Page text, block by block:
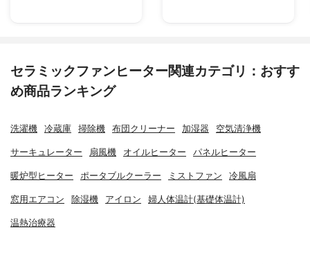
セラミックファンヒーター関連カテゴリ：おすす
め商品ランキング
洗濯機 冷蔵庫 掃除機 布団クリーナー 加湿器 空気清浄機
サーキュレーター 扇風機 オイルヒーター パネルヒーター
暖炉型ヒーター ポータブルクーラー ミストファン 冷風扇
窓用エアコン 除湿機 アイロン 婦人体温計(基礎体温計)
温熱治療器